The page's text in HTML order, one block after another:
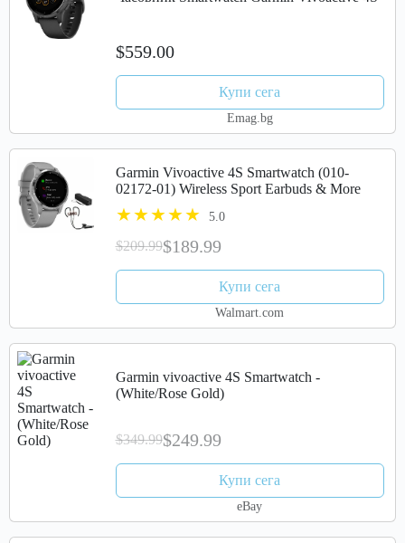
$559.00
Купи сега
Emag.bg
Garmin Vivoactive 4S Smartwatch (010-
02172-01) Wireless Sport Earbuds & More
5.0
$209.99$189.99
Купи сега
Walmart.com
Garmin vivoactive 4S Smartwatch -
(White/Rose Gold)
$349.99$249.99
Купи сега
eBay